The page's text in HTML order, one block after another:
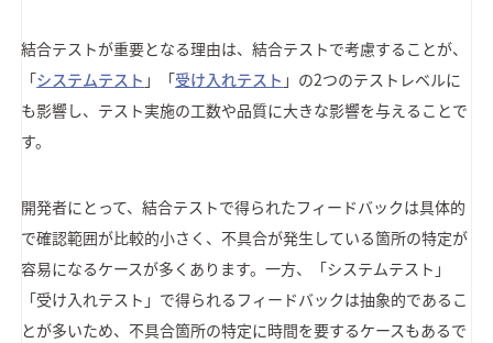
結合テストが重要となる理由は、結合テストで考慮することが、
「システムテスト 」「受け入れテスト 」の2つのテストレベルに
も影響し、テスト実施の工数や品質に大きな影響を与えることで
す。
開発者にとって、結合テストで得られたフィードバックは具体的
で確認範囲が比較的小さく、不具合が発生している箇所の特定が
容易になるケースが多くあります。一方、「システムテスト」
「受け入れテスト」で得られるフィードバックは抽象的であるこ
とが多いため、不具合箇所の特定に時間を要するケースもあるで